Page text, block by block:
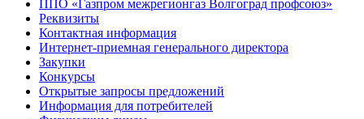
ППО «Газпром межрегионгаз Волгоград профсоюз»
Реквизиты
Контактная информация
Интернет-приемная генерального директора
Закупки
Конкурсы
Открытые запросы предложений
Информация для потребителей